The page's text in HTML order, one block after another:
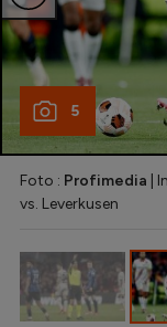
JO
JO
5
Foto : Profimedia |
vs. Leverkusen